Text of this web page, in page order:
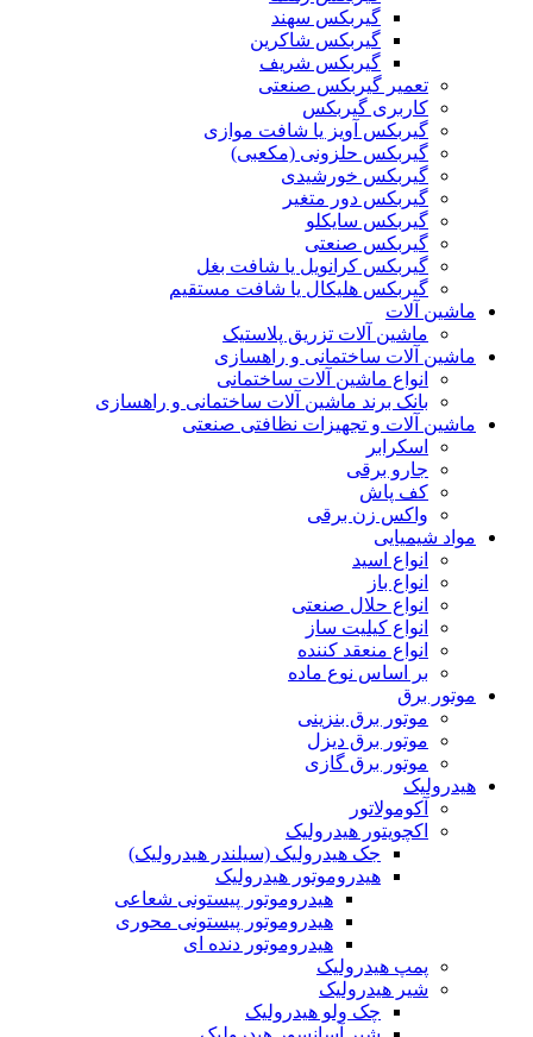
گیربکس سهند
گیربکس شاکرین
گیربکس شریف
تعمیر گیربکس صنعتی
کاربری گیربکس
گیربکس آویز یا شافت موازی
گیربکس حلزونی (مکعبی)
گیربکس خورشیدی
گیربکس دور متغیر
گیربکس سایکلو
گیربکس صنعتی
گیربکس کرانویل یا شافت بغل
گیربکس هلیکال یا شافت مستقیم
ماشین آلات
ماشین آلات تزریق پلاستیک
ماشین آلات ساختمانی و راهسازی
انواع ماشین آلات ساختمانی
بانک برند ماشین آلات ساختمانی و راهسازی
ماشین آلات و تجهیزات نظافتی صنعتی
اسکرابر
جارو برقی
کف پاش
واکس زن برقی
مواد شیمیایی
انواع اسید
انواع باز
انواع حلال صنعتی
انواع کیلیت ساز
انواع منعقد کننده
بر اساس نوع ماده
موتور برق
موتور برق بنزینی
موتور برق دیزل
موتور برق گازی
هیدرولیک
آکومولاتور
اکچویتور هیدرولیک
جک هیدرولیک (سیلندر هیدرولیک)
هیدروموتور هیدرولیک
هیدروموتور پیستونی شعاعی
هیدروموتور پیستونی محوری
هیدروموتور دنده ای
پمپ هیدرولیک
شیر هیدرولیک
چک ولو هیدرولیک